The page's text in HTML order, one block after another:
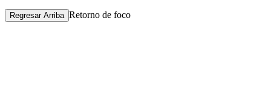
Regresar Arriba Retorno de foco